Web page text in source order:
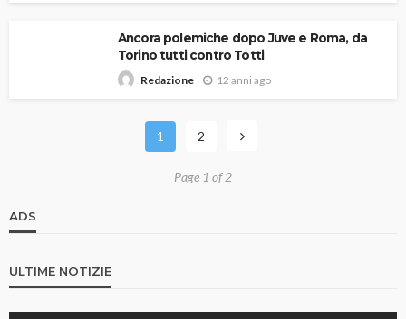
Ancora polemiche dopo Juve e Roma, da
Torino tutti contro Totti
Redazione 12 anni ago
1 2
Page 1 of 2
ADS
ULTIME NOTIZIE